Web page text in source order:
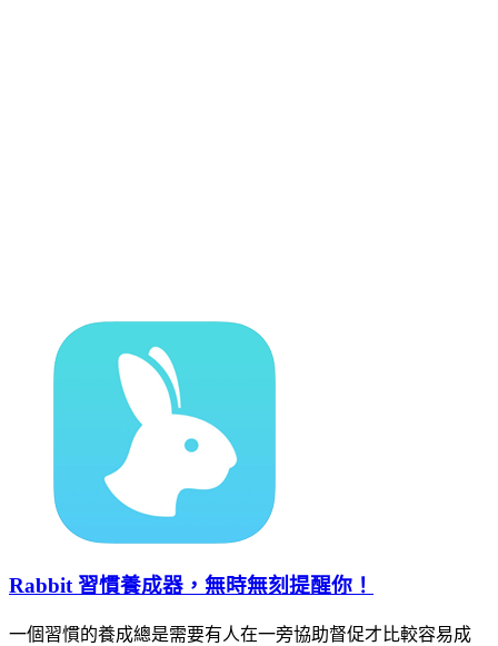
Rabbit 習慣養成器，無時無刻提醒你！
一個習慣的養成總是需要有人在一旁協助督促才比較容易成